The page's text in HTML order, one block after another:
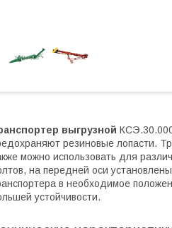
выгрузной
резиновые лопасти.
можно использовать для
на передней оси
в необходимое
устойчивости.